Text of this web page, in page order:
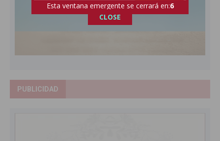
PUBLICIDAD
Esta ventana emergente se cerrará en:5
CLOSE